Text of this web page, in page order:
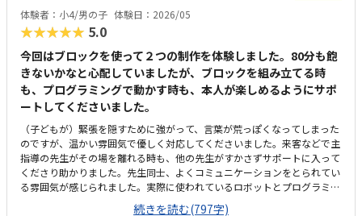
体験者：小4/男の子 体験日：2026/05
★★★★★ 5.0
今回はブロックを使って２つの制作を体験しました。80分も飽
きないかなと心配していましたが、ブロックを組み立てる時
も、プログラミングで動かす時も、本人が楽しめるようにサポ
ートしてくださいました。
（子どもが）緊張を隠すために強がって、言葉が荒っぽくなってしまった
のですが、温かい雰囲気で優しく対応してくださいました。来客などで主
指導の先生がその場を離れる時も、他の先生がすかさずサポートに入って
くださり助かりました。先生同士、よくコミュニケーションをとられてい
る雰囲気が感じられました。実際に使われているロボットとプログラミン
グソフトを使いました。ロボットを組み立てる際は、スライドで一つ一つ
続きを読む(797字)